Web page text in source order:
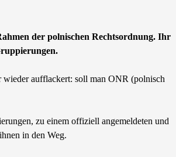
der polnischen Rechtsordnung. Ihr
wieder aufflackert: soll man ONR (polnisch
zu einem offiziell angemeldeten und
in den Weg.